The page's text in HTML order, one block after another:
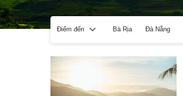
Điểm đến Bà Rịa Đà Nẵng